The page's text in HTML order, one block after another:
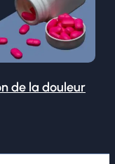
de la douleur